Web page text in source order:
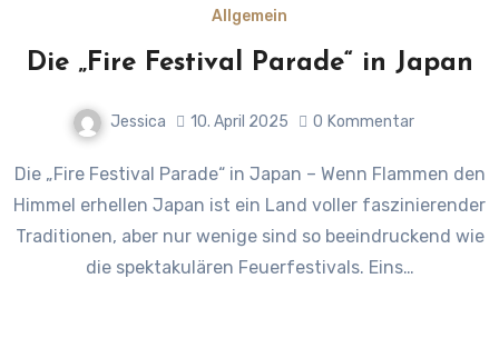
Allgemein
Die „Fire Festival Parade“ in Japan
Jessica 10. April 2025 0 Kommentar
Die „Fire Festival Parade“ in Japan – Wenn Flammen den
Himmel erhellen Japan ist ein Land voller faszinierender
Traditionen, aber nur wenige sind so beeindruckend wie
die spektakulären Feuerfestivals. Eins…